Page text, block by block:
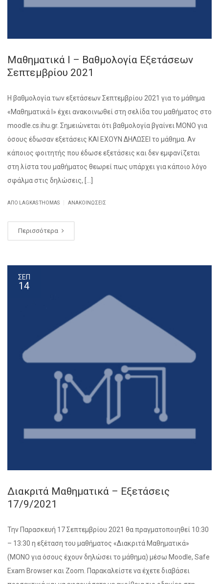
Μαθηματικά Ι – Βαθμολογία Εξετάσεων
Σεπτεμβρίου 2021
Η βαθμολογία των εξετάσεων Σεπτεμβρίου 2021 για το μάθημα
«Μαθηματικά Ι» έχει ανακοινωθεί στη σελίδα του μαθήματος στο
moodle.cs.ihu.gr. Σημειώνεται ότι βαθμολογία βγαίνει ΜΟΝΟ για
όσους έδωσαν εξετάσεις ΚΑΙ ΕΧΟΥΝ ΔΗΛΩΣΕΙ το μάθημα. Αν
κάποιος φοιτητής που έδωσε εξετάσεις και δεν εμφανίζεται
στη λίστα του μαθήματος θεωρεί πως υπάρχει για κάποιο λόγο
σφάλμα στις δηλώσεις, […]
ΑΠΌ LAGKAS THOMAS ΑΝΑΚΟΙΝΏΣΕΙΣ
Περισσότερα
ΣΕΠ
14
Διακριτά Μαθηματικά – Εξετάσεις
17/9/2021
Την Παρασκευή 17 Σεπτεμβρίου 2021 θα πραγματοποιηθεί 10:30
– 13:30 η εξέταση του μαθήματος «Διακριτά Μαθηματικά»
(ΜΟΝΟ για όσους έχουν δηλώσει το μάθημα) μέσω Moodle, Safe
Exam Browser και Zoom. Παρακαλείστε να έχετε διαβάσει